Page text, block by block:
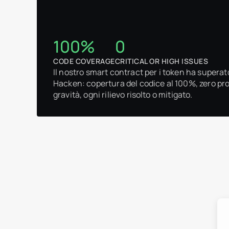
100%
CODE COVERAGE
0
CRITICAL OR HIGH ISSUES
Il nostro smart contract per i token ha
Hacken: copertura del codice al 100%, zero
gravità, ogni rilievo risolto o mitigato.